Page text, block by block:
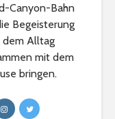
Canyon-Bahn
Begeisterung
dem Alltag
mit dem
bringen.